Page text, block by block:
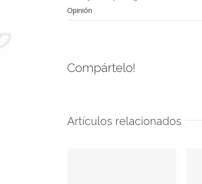
Opinión
Compártelo!
Artículos relacionados